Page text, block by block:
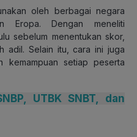
oleh berbagai negara
Eropa. Dengan meneliti
sebelum menentukan skor,
adil. Selain itu, cara ini juga
kemampuan setiap peserta
UTBK SNBT, dan